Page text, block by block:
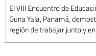
El VIII Encuentro de
Guna Yala, Panamá,
región de trabajar junto y